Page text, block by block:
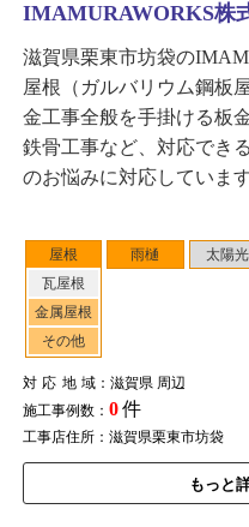
屋根
瓦屋根
金属屋根
その他
雨樋 太陽光
対応地域：滋賀県 周辺
施工事例数： 0件
工事店住所：滋賀県栗東市坊袋
もっと
IMAMURAWORKS株
滋賀県栗東市坊袋の
屋根（ガルバリウム鋼板
金工事全般を手掛ける板
鉄骨工事など、対応でき
のお悩みに対応しています